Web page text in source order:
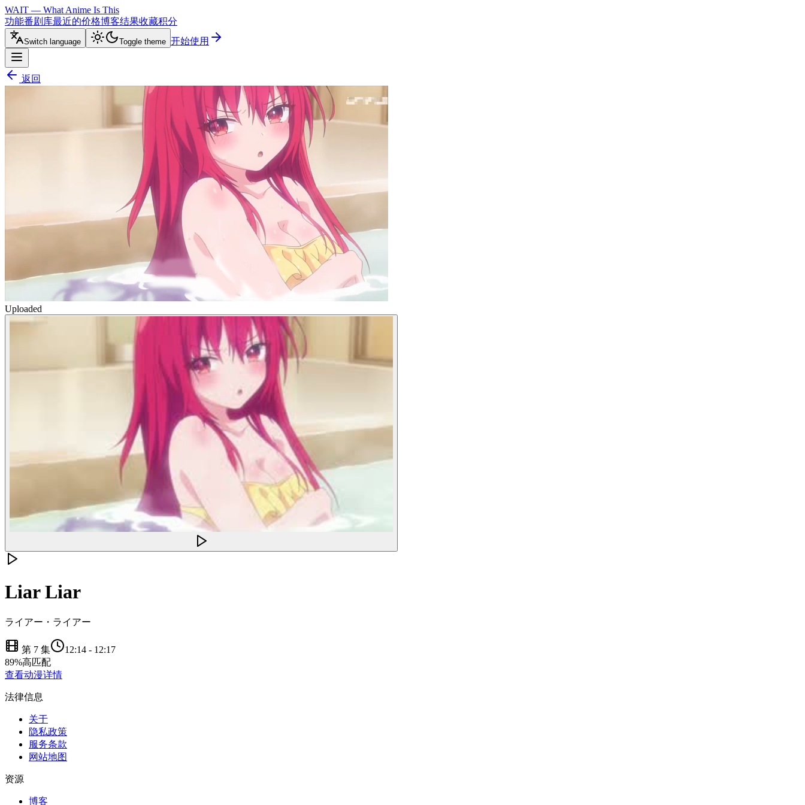
WAIT — What Anime Is This
功能番剧库最近的价格博客结果收藏积分
Switch language Toggle theme 开始使用
返回
Uploaded
Liar Liar
ライアー・ライアー
第 7 集 12:14 - 12:17
89%高匹配
查看动漫详情
法律信息
关于
隐私政策
服务条款
网站地图
资源
博客